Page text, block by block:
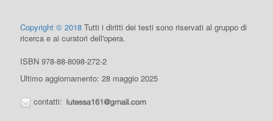
Copyright © 2018 Tutti i diritti dei testi sono riservati al gruppo di
ricerca e ai curatori dell'opera.
ISBN 978-88-8098-272-2
Ultimo aggiornamento: 28 maggio 2025
contatti: